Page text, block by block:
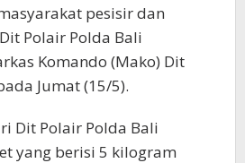
pesisir dan
Polair Polda Bali
Komando (Mako) Dit
Jumat (15/5).
Dit Polair Polda Bali
yang berisi 5 kilogram